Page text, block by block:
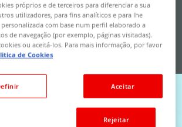
PESQUISAR
próprios e de terceiros para diferenciar a sua
utilizadores, para fins analíticos e para lhe
com base num perfil elaborado a
de navegação (por exemplo, páginas visitadas).
ou aceitá-los. Para mais informação, por favor
de Cookies
Aceitar
Rejeitar